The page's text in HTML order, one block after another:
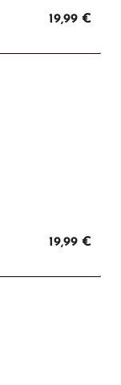
19,99 €
19,99 €